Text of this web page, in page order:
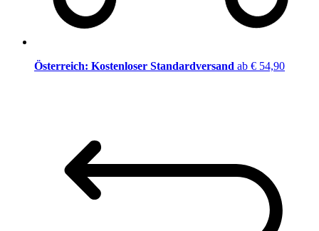
Österreich: Kostenloser Standardversand ab € 54,90